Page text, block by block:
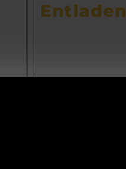
Entladen